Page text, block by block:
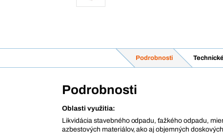
Podrobnosti
Podrobnosti
Oblasti využitia:
Likvidácia stavebného odpadu, ťažkého odpadu,
azbestových materiálov, ako aj objemných